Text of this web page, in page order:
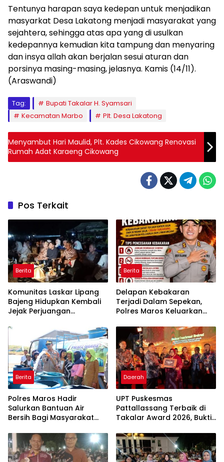
Tentunya harapan saya kedepan untuk menjadikan
masyarkat Desa Lakatong menjadi masyarakat yang
sejahtera, sehingga atas apa yang di usulkan
kedepannya kemudian kita tampung dan menyaring
dan insya allah akan berjalan sesui aturan dan
porsinya masing-masing, jelasnya. Kamis (14/11).
(Araswandi)
Tag:
Bupati Takalar H. Syamsari
Kecamatan Marbo
Plt. Desa Lakatong
Menyambut Hari Maulid, Plt. Kades Cikowang Renovasi
Rumah Adat Karaeng Cikowang
Pos Terkait
Berita
Komunitas Laskar Lipang
Bajeng Hidupkan Kembali
Jejak Perjuangan
Wabup Takalar: Apresiasi
Bahwa Sejarah Adalah
Warisan yang Tak Ternilai”.
Berita
Delapan Kebakaran
Terjadi Dalam Sepekan,
Polres Maros Keluarkan
Masyarakat
Berita
Polres Maros Hadir
Salurkan Bantuan Air
Bersih Bagi Masyarakat
Di Maros
Daerah
UPT Puskesmas
Pattallassang Terbaik di
Takalar Award 2026, Bukti
Pelayanan Kesehatan
Berkualitas